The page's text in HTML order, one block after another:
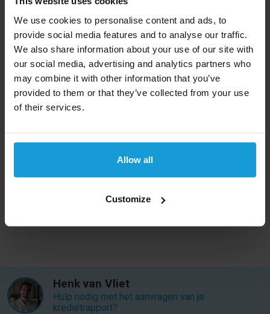
We use cookies to personalise content and ads, to
provide social media features and to analyse our traffic.
We also share information about your use of our site with
our social media, advertising and analytics partners who
may combine it with other information that you’ve
provided to them or that they’ve collected from your use
of their services.
Allow all
Customize
kloof tussen arm en rijk blijft onverminderd groot.
Het produceren van landbouwproducten voor export
is belangrijk. Uit onderzoek blijkt Honduras het meest
gewelddadige land ter wereld te zijn.
Een kredietcheck kan wereldwijd
niet voor verassingen te staan en laat ons het bedrijf
complete landen overzicht
Henk van Vliet
Hulp nodig met het aanvragen van je
kredietrapport?